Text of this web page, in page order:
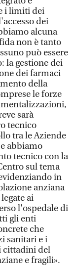
i limiti dei
dei
alcuna
non è tanto
può essere
la gestione dei
dei farmaci
della
le forze
sarà
tecnico
tra le Aziende
abbiamo
tecnico con la
sul tema
in
anziana
ai
l'ospedale di
gli enti
che
sanitari e i
cittadini del
e fragili».